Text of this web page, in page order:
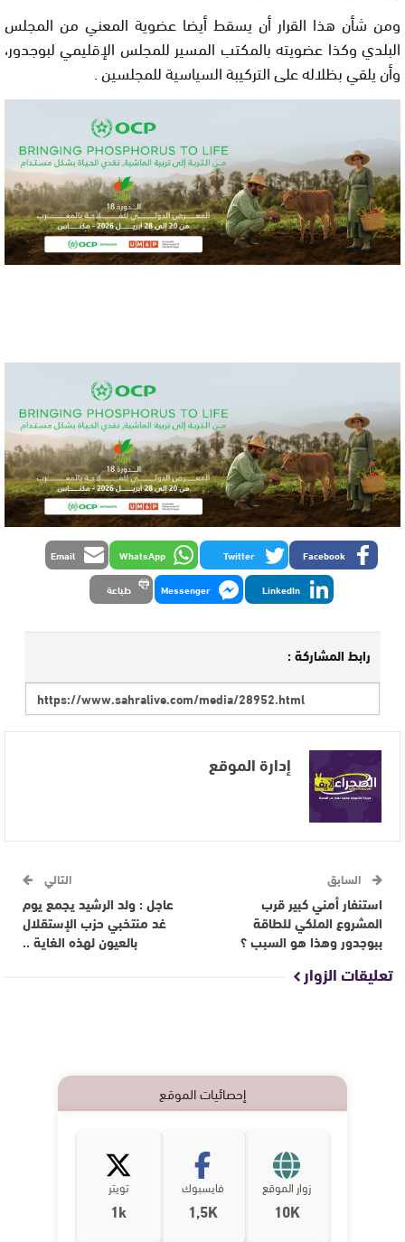
ومن شأن هذا القرار أن يسقط أيضا عضوية المعني من المجلس
البلدي وكذا عضويته بالمكتب المسير للمجلس الإقليمي لبوجدور،
وأن يلقي بظلاله على التركيبة السياسية للمجلسين .
Facebook
Twitter
WhatsApp
Email
LinkedIn
Messenger طباعة
رابط المشاركة :
إدارة الموقع
السابق
استنفار أمني كبير قرب
المشروع الملكي للطاقة
ببوجدور وهذا هو السبب ؟
التالي
عاجل : ولد الرشيد يجمع يوم
غد منتخبي حزب الإستقلال
بالعيون لهذه الغاية ..
تعليقات الزوار
إحصائيات الموقع
زوار الموقع
10K
فايسبوك
1,5K
تويتر
1k